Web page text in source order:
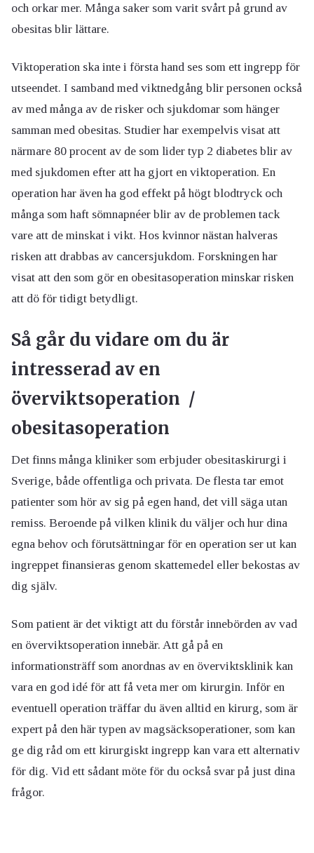
och orkar mer. Många saker som varit svårt på grund av
obesitas blir lättare.
Viktoperation ska inte i första hand ses som ett ingrepp för
utseendet. I samband med viktnedgång blir personen också
av med många av de risker och sjukdomar som hänger
samman med obesitas. Studier har exempelvis visat att
närmare 80 procent av de som lider typ 2 diabetes blir av
med sjukdomen efter att ha gjort en viktoperation. En
operation har även ha god effekt på högt blodtryck och
många som haft sömnapnéer blir av de problemen tack
vare att de minskat i vikt. Hos kvinnor nästan halveras
risken att drabbas av cancersjukdom. Forskningen har
visat att den som gör en obesitasoperation minskar risken
att dö för tidigt betydligt.
Så går du vidare om du är
intresserad av en
överviktsoperation /
obesitasoperation
Det finns många kliniker som erbjuder obesitaskirurgi i
Sverige, både offentliga och privata. De flesta tar emot
patienter som hör av sig på egen hand, det vill säga utan
remiss. Beroende på vilken klinik du väljer och hur dina
egna behov och förutsättningar för en operation ser ut kan
ingreppet finansieras genom skattemedel eller bekostas av
dig själv.
Som patient är det viktigt att du förstår innebörden av vad
en överviktsoperation innebär. Att gå på en
informationsträff som anordnas av en överviktsklinik kan
vara en god idé för att få veta mer om kirurgin. Inför en
eventuell operation träffar du även alltid en kirurg, som är
expert på den här typen av magsäcksoperationer, som kan
ge dig råd om ett kirurgiskt ingrepp kan vara ett alternativ
för dig. Vid ett sådant möte för du också svar på just dina
frågor.